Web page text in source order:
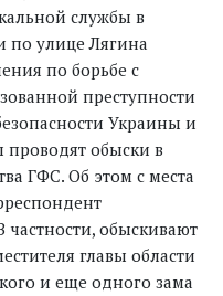
службы в
по улице Лягина
по борьбе с
преступности
Украины и
обыски в
ГФС. Об этом с места
частности, обыскивают
главы области
и еще одного зама